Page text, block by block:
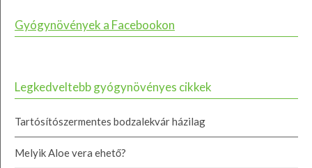
Gyógynövények a Facebookon
Legkedveltebb gyógynövényes cikkek
Tartósítószermentes bodzalekvár házilag
Melyik Aloe vera ehető?